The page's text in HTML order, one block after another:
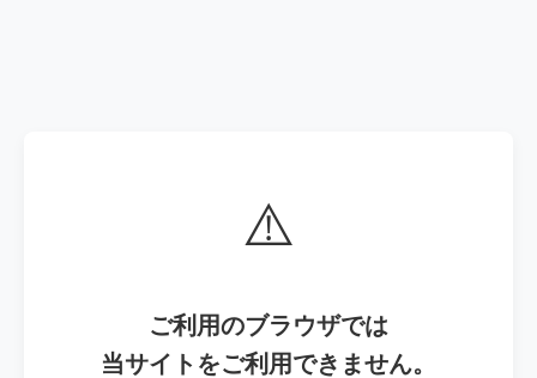
⚠️
ご利用のブラウザでは
当サイトをご利用できません。